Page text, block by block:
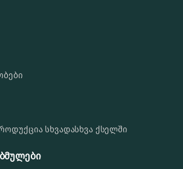
სხვადასხვა ქსელში